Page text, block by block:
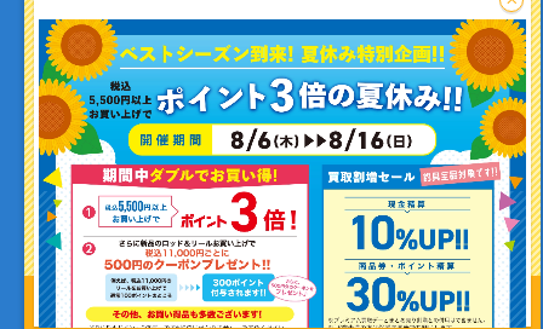
釣り情報を
投稿する
よくあるご質問
お問い合わせ
利用者資金の保全方法
Copyright (C) ISHIGURO co.,ltd All Rights Reserved.